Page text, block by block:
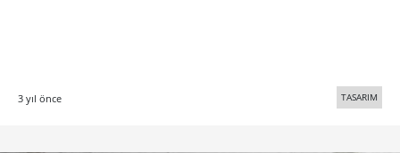
3 yıl önce TASARIM